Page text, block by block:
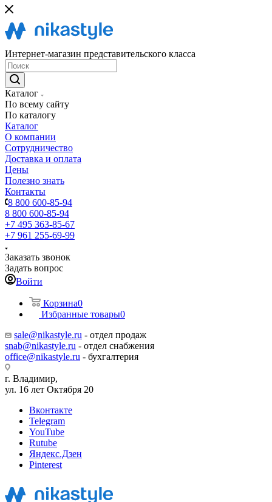
Интернет-магазин представительского класса
Каталог
По всему сайту
По каталогу
Каталог
О компании
Сотрудничество
Доставка и оплата
Цены
Полезно знать
Контакты
8 800 600-85-94
8 800 600-85-94
+7 495 363-85-67
+7 961 255-69-99
Заказать звонок
Задать вопрос
Войти
Корзина0
Избранные товары0
sale@nikastyle.ru - отдел продаж
snab@nikastyle.ru - отдел снабжения
office@nikastyle.ru - бухгалтерия
г. Владимир,
ул. 16 лет Октября 20
Вконтакте
Telegram
YouTube
Rutube
Яндекс.Дзен
Pinterest